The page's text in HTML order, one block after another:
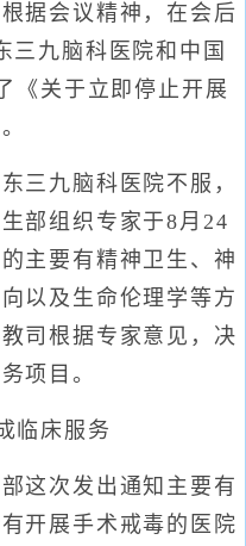
据会议精神，在会后
三九脑科医院和中国
《关于立即停止开展
九脑科医院不服，
部组织专家于8月24
主要有精神卫生、神
以及生命伦理学等方
司根据专家意见，决
项目。
床服务
次发出通知主要有
开展手术戒毒的医院